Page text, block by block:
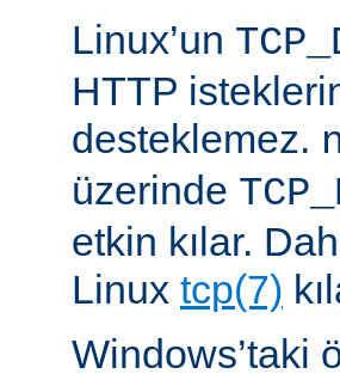
Linux’un
HTTP
desteklemez.
üzerinde
etkin kılar.
Linux tcp(7)
Windows’taki